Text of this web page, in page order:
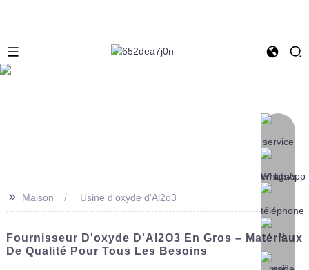
>> Maison Usine d'oxyde d'Al2o3
Fournisseur D'oxyde D'Al2O3 En Gros – Matériaux
De Qualité Pour Tous Les Besoins